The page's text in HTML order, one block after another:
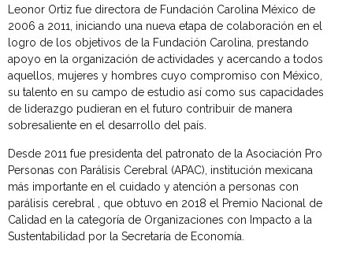
Leonor Ortiz fue directora de Fundación Carolina México de
2006 a 2011, iniciando una nueva etapa de colaboración en el
logro de los objetivos de la Fundación Carolina, prestando
apoyo en la organización de actividades y acercando a todos
aquellos, mujeres y hombres cuyo compromiso con México,
su talento en su campo de estudio así como sus capacidades
de liderazgo pudieran en el futuro contribuir de manera
sobresaliente en el desarrollo del país.
Desde 2011 fue presidenta del patronato de la Asociación Pro
Personas con Parálisis Cerebral (APAC), institución mexicana
más importante en el cuidado y atención a personas con
parálisis cerebral , que obtuvo en 2018 el Premio Nacional de
Calidad en la categoría de Organizaciones con Impacto a la
Sustentabilidad por la Secretaría de Economía.